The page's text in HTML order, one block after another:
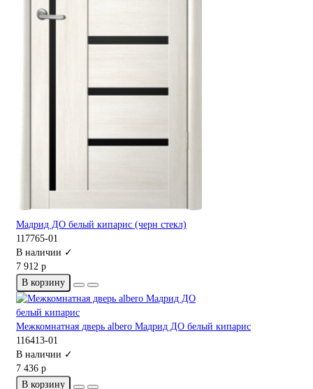
Мадрид ДО белый кипарис (черн стекл)
117765-01
В наличии ✓
7 912 р
В корзину
Межкомнатная дверь albero Мадрид ДО белый кипарис
116413-01
В наличии ✓
7 436 р
В корзину